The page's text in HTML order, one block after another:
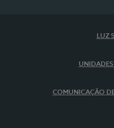
LUZ
COMUNICAÇÃO